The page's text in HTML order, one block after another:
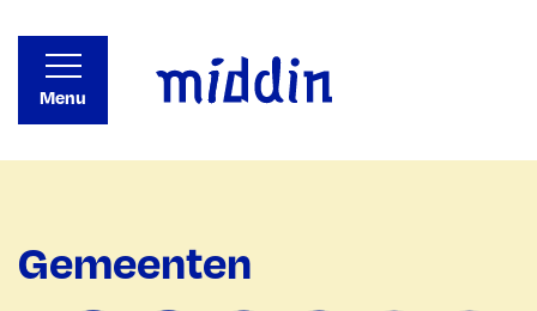
Menu
Gemeenten